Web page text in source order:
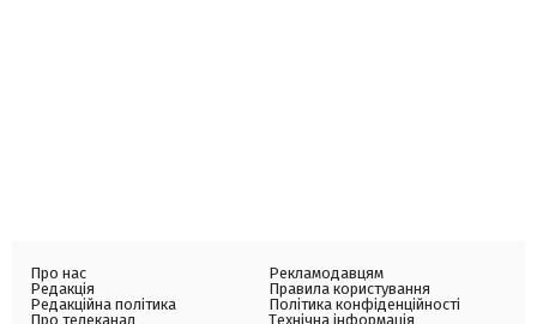
Про нас
Редакція
Редакційна політика
Про телеканал
Рекламодавцям
Правила користування
Політика конфіденційності
Технічна інформація